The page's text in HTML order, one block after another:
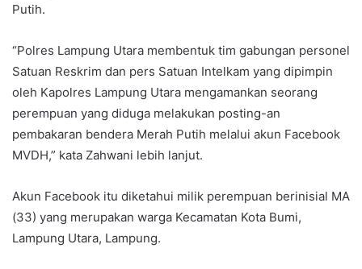
Putih.
“Polres Lampung Utara membentuk tim gabungan personel
Satuan Reskrim dan pers Satuan Intelkam yang dipimpin
oleh Kapolres Lampung Utara mengamankan seorang
perempuan yang diduga melakukan posting-an
pembakaran bendera Merah Putih melalui akun Facebook
MVDH,” kata Zahwani lebih lanjut.
Akun Facebook itu diketahui milik perempuan berinisial MA
(33) yang merupakan warga Kecamatan Kota Bumi,
Lampung Utara, Lampung.